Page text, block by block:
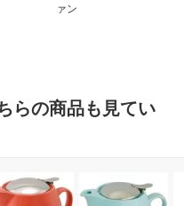
ァン
らの商品も見てい